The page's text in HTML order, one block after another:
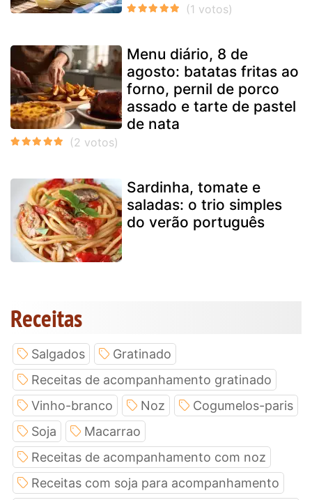
Menu diário, 8 de
agosto: batatas fritas ao
forno, pernil de porco
assado e tarte de pastel
de nata
Sardinha, tomate e
saladas: o trio simples
do verão português
Receitas
Salgados
Gratinado
Receitas de acompanhamento gratinado
Vinho-branco
Noz
Cogumelos-paris
Soja
Macarrao
Receitas de acompanhamento com noz
Receitas com soja para acompanhamento